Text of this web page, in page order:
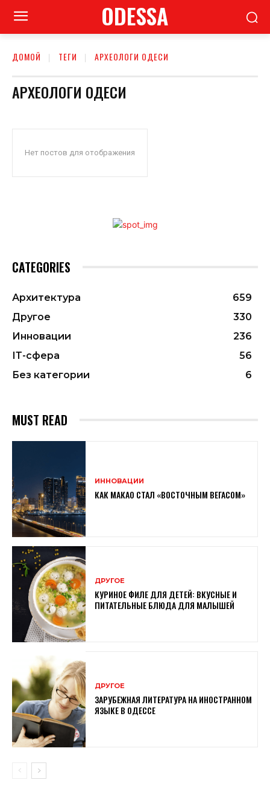
ODESSA
ДОМОЙ ТЕГИ АРХЕОЛОГИ ОДЕСИ
АРХЕОЛОГИ ОДЕСИ
Нет постов для отображения
CATEGORIES
Архитектура
659
Другое
330
Инновации
236
ІТ-сфера
56
Без категории
6
MUST READ
ИННОВАЦИИ
КАК МАКАО СТАЛ «ВОСТОЧНЫМ ВЕГАСОМ»
ДРУГОЕ
КУРИНОЕ ФИЛЕ ДЛЯ ДЕТЕЙ: ВКУСНЫЕ И
ПИТАТЕЛЬНЫЕ БЛЮДА ДЛЯ МАЛЫШЕЙ
ДРУГОЕ
ЗАРУБЕЖНАЯ ЛИТЕРАТУРА НА ИНОСТРАННОМ
ЯЗЫКЕ В ОДЕССЕ